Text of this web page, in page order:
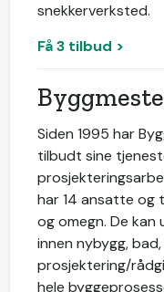
snekkerverksted.
Få 3 tilbud >
Siden 1995 har
tilbudt sine
har 14 ansatte og
og omegn. De
innen nybygg,
prosjektering/
hele